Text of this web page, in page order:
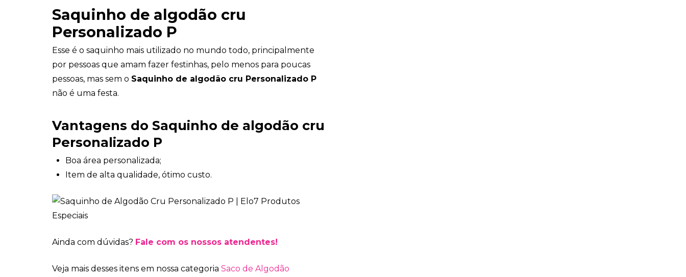
Saquinho de algodão cru
Personalizado P
Esse é o saquinho mais utilizado no mundo todo, principalmente
por pessoas que amam fazer festinhas, pelo menos para poucas
pessoas, mas sem o Saquinho de algodão cru Personalizado P
não é uma festa.
Vantagens do Saquinho de algodão cru
Personalizado P
Boa área personalizada;
Item de alta qualidade, ótimo custo.
Ainda com dúvidas? Fale com os nossos atendentes!
Veja mais desses itens em nossa categoria Saco de Algodão